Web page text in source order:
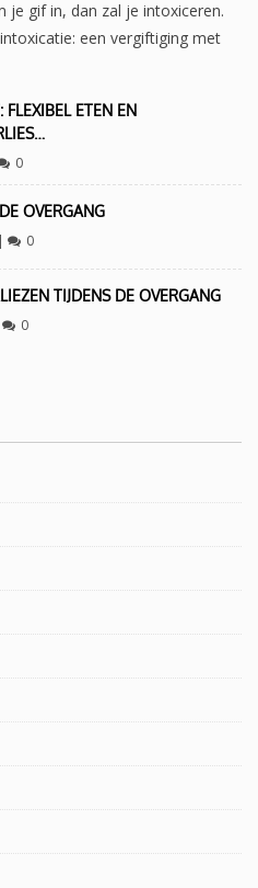
gif in, dan zal je intoxiceren.
een vergiftiging met
FLEXIBEL ETEN EN
0
OVERGANG
0
TIJDENS DE OVERGANG
0